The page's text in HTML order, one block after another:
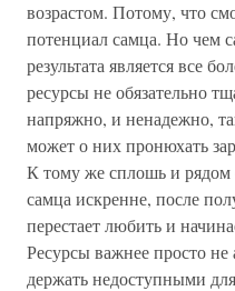
возрастом. Потому, что
потенциал самца. Но чем
результата является все
ресурсы не обязательно
напряжно, и ненадежно,
может о них пронюхать
К тому же сплошь и рядом
самца искренне, после
перестает любить и
Ресурсы важнее просто
держать недоступными